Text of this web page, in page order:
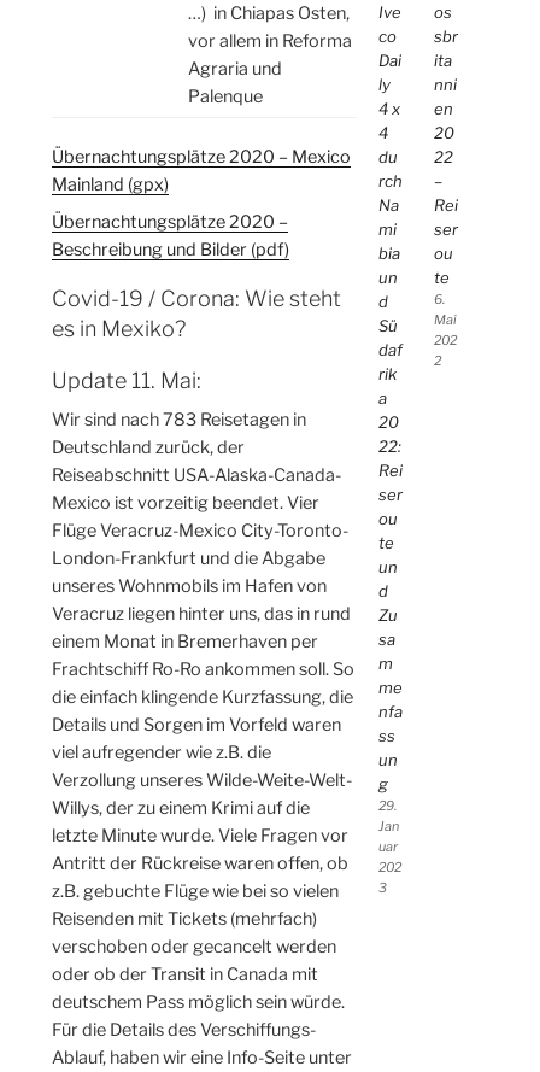
…) in Chiapas Osten,
vor allem in Reforma
Agraria und
Palenque
Übernachtungsplätze 2020 – Mexico
Mainland (gpx)
Übernachtungsplätze 2020 –
Beschreibung und Bilder (pdf)
Covid-19 / Corona: Wie steht
es in Mexiko?
Update 11. Mai:
Wir sind nach 783 Reisetagen in
Deutschland zurück, der
Reiseabschnitt USA-Alaska-Canada-
Mexico ist vorzeitig beendet. Vier
Flüge Veracruz-Mexico City-Toronto-
London-Frankfurt und die Abgabe
unseres Wohnmobils im Hafen von
Veracruz liegen hinter uns, das in rund
einem Monat in Bremerhaven per
Frachtschiff Ro-Ro ankommen soll. So
die einfach klingende Kurzfassung, die
Details und Sorgen im Vorfeld waren
viel aufregender wie z.B. die
Verzollung unseres Wilde-Weite-Welt-
Willys, der zu einem Krimi auf die
letzte Minute wurde. Viele Fragen vor
Antritt der Rückreise waren offen, ob
z.B. gebuchte Flüge wie bei so vielen
Reisenden mit Tickets (mehrfach)
verschoben oder gecancelt werden
oder ob der Transit in Canada mit
deutschem Pass möglich sein würde.
Für die Details des Verschiffungs-
Ablauf, haben wir eine Info-Seite unter
Ive
co
Dai
ly
4 x
4
du
rch
Na
mi
bia
un
d
Sü
daf
rik
a
20
22:
Rei
ser
ou
te
un
d
Zu
sa
m
me
nfa
ss
un
g
29.
Jan
uar
202
3
os
sbr
ita
nni
en
20
22
–
Rei
ser
ou
te
6.
Mai
202
2